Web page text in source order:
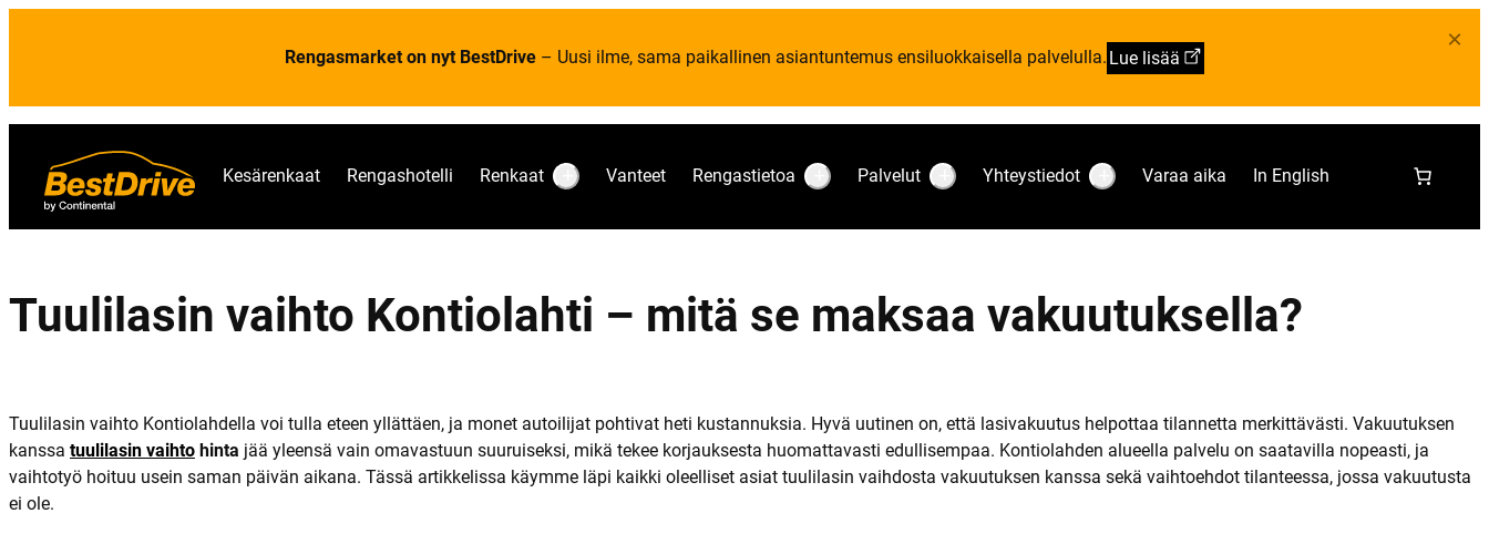
Rengasmarket on nyt BestDrive – Uusi ilme, sama paikallinen asiantuntemus ensiluokkaisella palvelulla. Lue lisää
×
Kesärenkaat Rengashotelli Renkaat
S
m
e
t
Vanteet Rengastietoa
S
m
R
e
t
e
t
o
Palvelut
S
m
P
a
u
Yhteystiedot
S
m
h
t
i
e
o
Varaa aika In English
Tuulilasin vaihto Kontiolahti – mitä se maksaa vakuutuksella?
Tuulilasin vaihto Kontiolahdella voi tulla eteen yllättäen, ja monet autoilijat pohtivat heti kustannuksia. Hyvä uutinen on, että lasivakuutus helpottaa tilannetta merkittävästi. Vakuutuksen
kanssa tuulilasin vaihto hinta jää yleensä vain omavastuun suuruiseksi, mikä tekee korjauksesta huomattavasti edullisempaa. Kontiolahden alueella palvelu on saatavilla nopeasti, ja
vaihtotyö hoituu usein saman päivän aikana. Tässä artikkelissa käymme läpi kaikki oleelliset asiat tuulilasin vaihdosta vakuutuksen kanssa sekä vaihtoehdot tilanteessa, jossa vakuutusta
ei ole.